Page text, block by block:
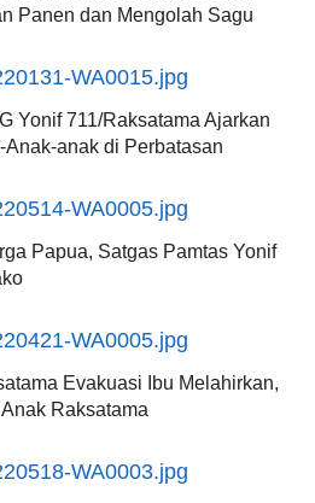
Panen dan Mengolah Sagu
Yonif 711/Raksatama Ajarkan
anak di Perbatasan
Papua, Satgas Pamtas Yonif
Evakuasi Ibu Melahirkan,
Raksatama